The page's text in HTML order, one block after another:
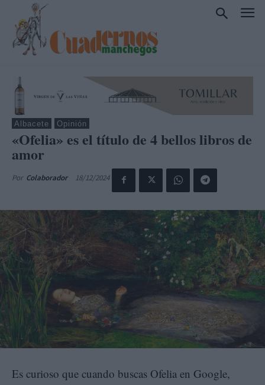
Albacete Opinión
«Ofelia» es el título de 4 bellos libros de
amor
Por Colaborador 18/12/2024
Es curioso que cuando buscas Ofelia en Google,